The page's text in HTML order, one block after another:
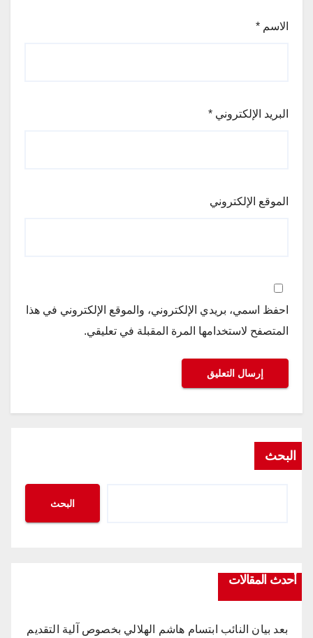
الاسم *
البريد الإلكتروني *
الموقع الإلكتروني
احفظ اسمي، بريدي الإلكتروني، والموقع الإلكتروني في هذا
المتصفح لاستخدامها المرة المقبلة في تعليقي.
البحث
البحث
أحدث المقالات
بعد بيان النائب ابتسام هاشم الهلالي بخصوص آلية التقديم